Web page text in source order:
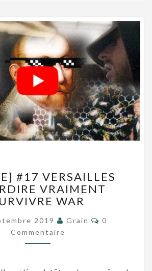
#17
VERSAILLES
INTERDIRE
SURVIVRE
WAR
#17 VERSAILLES
VRAIMENT
WAR
2019 Grain
0
Commentaire